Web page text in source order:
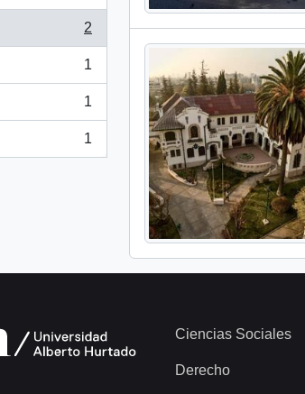
2
1
1
1
Ciencias Sociales
Derecho